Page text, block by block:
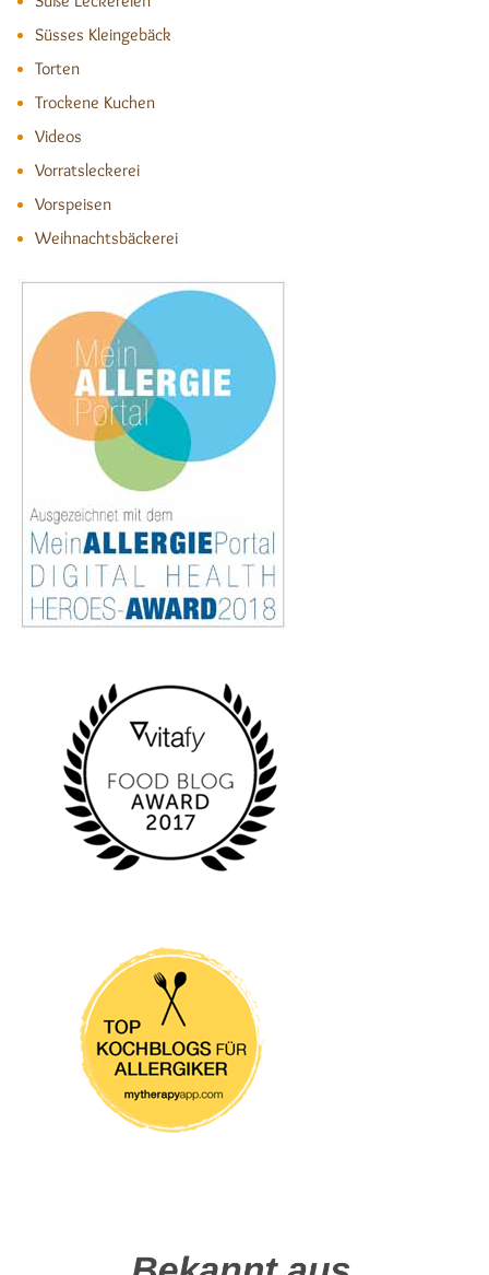
Süsses Kleingebäck
Torten
Trockene Kuchen
Videos
Vorratsleckerei
Vorspeisen
Weihnachtsbäckerei